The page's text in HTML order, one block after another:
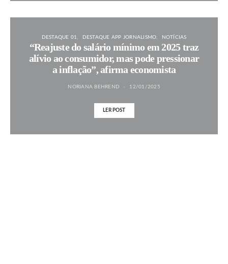
DESTAQUE 01 DESTAQUE APP JORNALISMO NOTÍCIAS
“Reajuste do salário mínimo em 2025 traz
alívio ao consumidor, mas pode pressionar
a inflação”, afirma economista
NORIANA BEHREND 12/01/2025
LER POST